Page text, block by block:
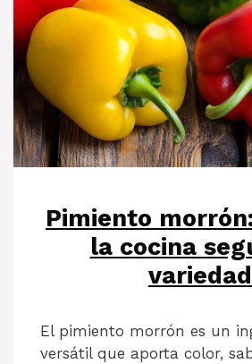
Pimiento
la cocina
variedad
El pimiento morrón es un
versátil que aporta color,